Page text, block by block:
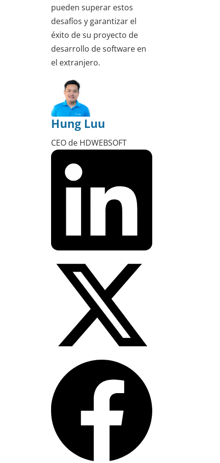
pueden superar estos
desafíos y garantizar el
éxito de su proyecto de
desarrollo de software en
el extranjero.
Hung Luu
CEO de HDWEBSOFT